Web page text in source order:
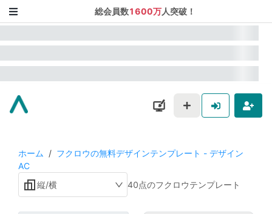
総会員数1600万人突破！
ホーム / フクロウの無料デザインテンプレート - デザイン
AC
縦/横
40点のフクロウテンプレート